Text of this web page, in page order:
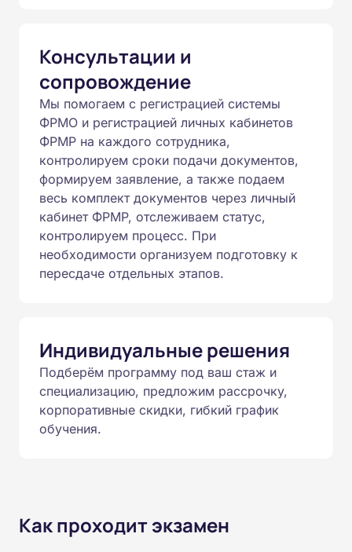
Консультации и
сопровождение
Мы помогаем с регистрацией системы
ФРМО и регистрацией личных кабинетов
ФРМР на каждого сотрудника,
контролируем сроки подачи документов,
формируем заявление, а также подаем
весь комплект документов через личный
кабинет ФРМР, отслеживаем статус,
контролируем процесс. При
необходимости организуем подготовку к
пересдаче отдельных этапов.
Индивидуальные решения
Подберём программу под ваш стаж и
специализацию, предложим рассрочку,
корпоративные скидки, гибкий график
обучения.
Как проходит экзамен